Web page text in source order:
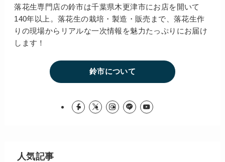
落花生専門店の鈴市は千葉県木更津市にお店を開いて
140年以上。落花生の栽培・製造・販売まで、落花生作
りの現場からリアルな一次情報を魅力たっぷりにお届け
します！
鈴市について
人気記事